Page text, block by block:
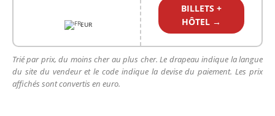
EUR
BILLETS +
HÔTEL →
Trié par prix, du moins cher au plus cher. Le drapeau indique la langue
du site du vendeur et le code indique la devise du paiement. Les prix
affichés sont convertis en euro.